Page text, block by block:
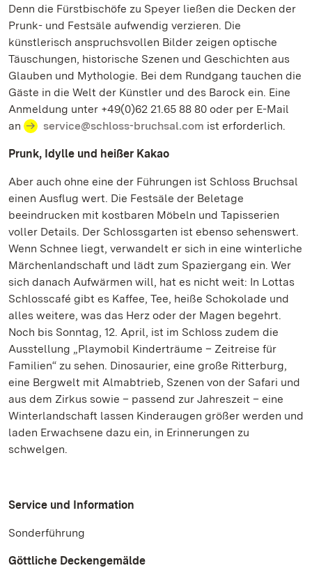
Denn die Fürstbischöfe zu Speyer ließen die Decken der
Prunk- und Festsäle aufwendig verzieren. Die
künstlerisch anspruchsvollen Bilder zeigen optische
Täuschungen, historische Szenen und Geschichten aus
Glauben und Mythologie. Bei dem Rundgang tauchen die
Gäste in die Welt der Künstler und des Barock ein. Eine
Anmeldung unter +49(0)62 21.65 88 80 oder per E-Mail
an
service@schloss-bruchsal.com ist erforderlich.
Prunk, Idylle und heißer Kakao
Aber auch ohne eine der Führungen ist Schloss Bruchsal
einen Ausflug wert. Die Festsäle der Beletage
beeindrucken mit kostbaren Möbeln und Tapisserien
voller Details. Der Schlossgarten ist ebenso sehenswert.
Wenn Schnee liegt, verwandelt er sich in eine winterliche
Märchenlandschaft und lädt zum Spaziergang ein. Wer
sich danach Aufwärmen will, hat es nicht weit: In Lottas
Schlosscafé gibt es Kaffee, Tee, heiße Schokolade und
alles weitere, was das Herz oder der Magen begehrt.
Noch bis Sonntag, 12. April, ist im Schloss zudem die
Ausstellung „Playmobil Kinderträume – Zeitreise für
Familien“ zu sehen. Dinosaurier, eine große Ritterburg,
eine Bergwelt mit Almabtrieb, Szenen von der Safari und
aus dem Zirkus sowie – passend zur Jahreszeit – eine
Winterlandschaft lassen Kinderaugen größer werden und
laden Erwachsene dazu ein, in Erinnerungen zu
schwelgen.
Service und Information
Sonderführung
Göttliche Deckengemälde